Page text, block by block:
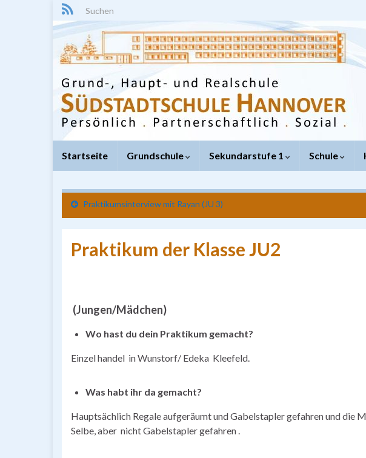
Search for:
Startseite Grundschule Sekundarstufe 1 Schule
Praktikumsinterview mit Rayan (JU 3)
Praktikum der Klasse JU2
(Jungen/Mädchen)
Wo hast du dein Praktikum gemacht?
Einzel handel in Wunstorf/ Edeka Kleefeld.
Was habt ihr da gemacht?
Hauptsächlich Regale aufgeräumt und Gabelstapler gefahren und die
Selbe, aber nicht Gabelstapler gefahren .